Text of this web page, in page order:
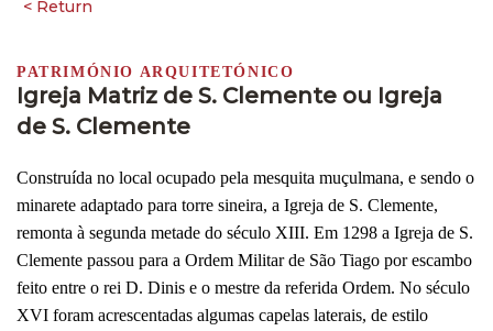
PATRIMÓNIO ARQUITETÓNICO
Igreja Matriz de S. Clemente ou Igreja
de S. Clemente
Construída no local ocupado pela mesquita muçulmana, e sendo o
minarete adaptado para torre sineira, a Igreja de S. Clemente,
remonta à segunda metade do século XIII. Em 1298 a Igreja de S.
Clemente passou para a Ordem Militar de São Tiago por escambo
feito entre o rei D. Dinis e o mestre da referida Ordem. No século
XVI foram acrescentadas algumas capelas laterais, de estilo